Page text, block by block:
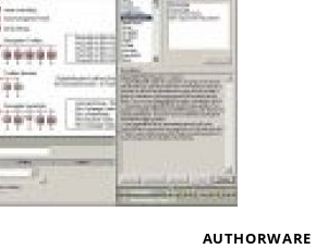
AUTHORWARE